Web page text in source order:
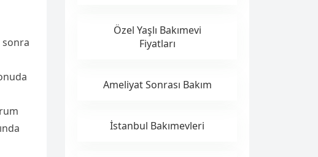
sonra
Özel Yaşlı Bakımevi
Fiyatları
Ameliyat Sonrası Bakım
İstanbul Bakımevleri